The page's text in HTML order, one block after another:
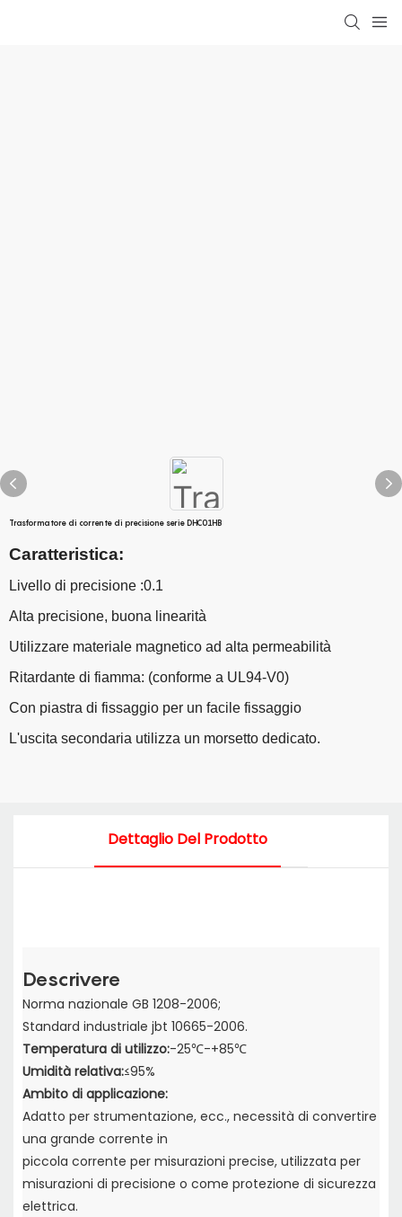
Trasformatore di corrente di precisione serie DHC01HB
Caratteristica:
Livello di precisione :0.1
Alta precisione, buona linearità
Utilizzare materiale magnetico ad alta permeabilità
Ritardante di fiamma: (conforme a UL94-V0)
Con piastra di fissaggio per un facile fissaggio
L'uscita secondaria utilizza un morsetto dedicato.
Dettaglio Del Prodotto
Descrivere
Norma nazionale GB 1208-2006;
Standard industriale jbt 10665-2006.
Temperatura di utilizzo:-25℃-+85℃
Umidità relativa:≤95%
Ambito di applicazione:
Adatto per strumentazione, ecc., necessità di convertire
una grande corrente in
piccola corrente per misurazioni precise, utilizzata per
misurazioni di precisione o come protezione di sicurezza
elettrica.